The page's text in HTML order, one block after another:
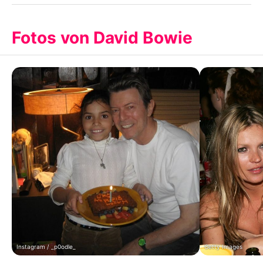
Fotos von David Bowie
Instagram / _p0odle_ Getty Images